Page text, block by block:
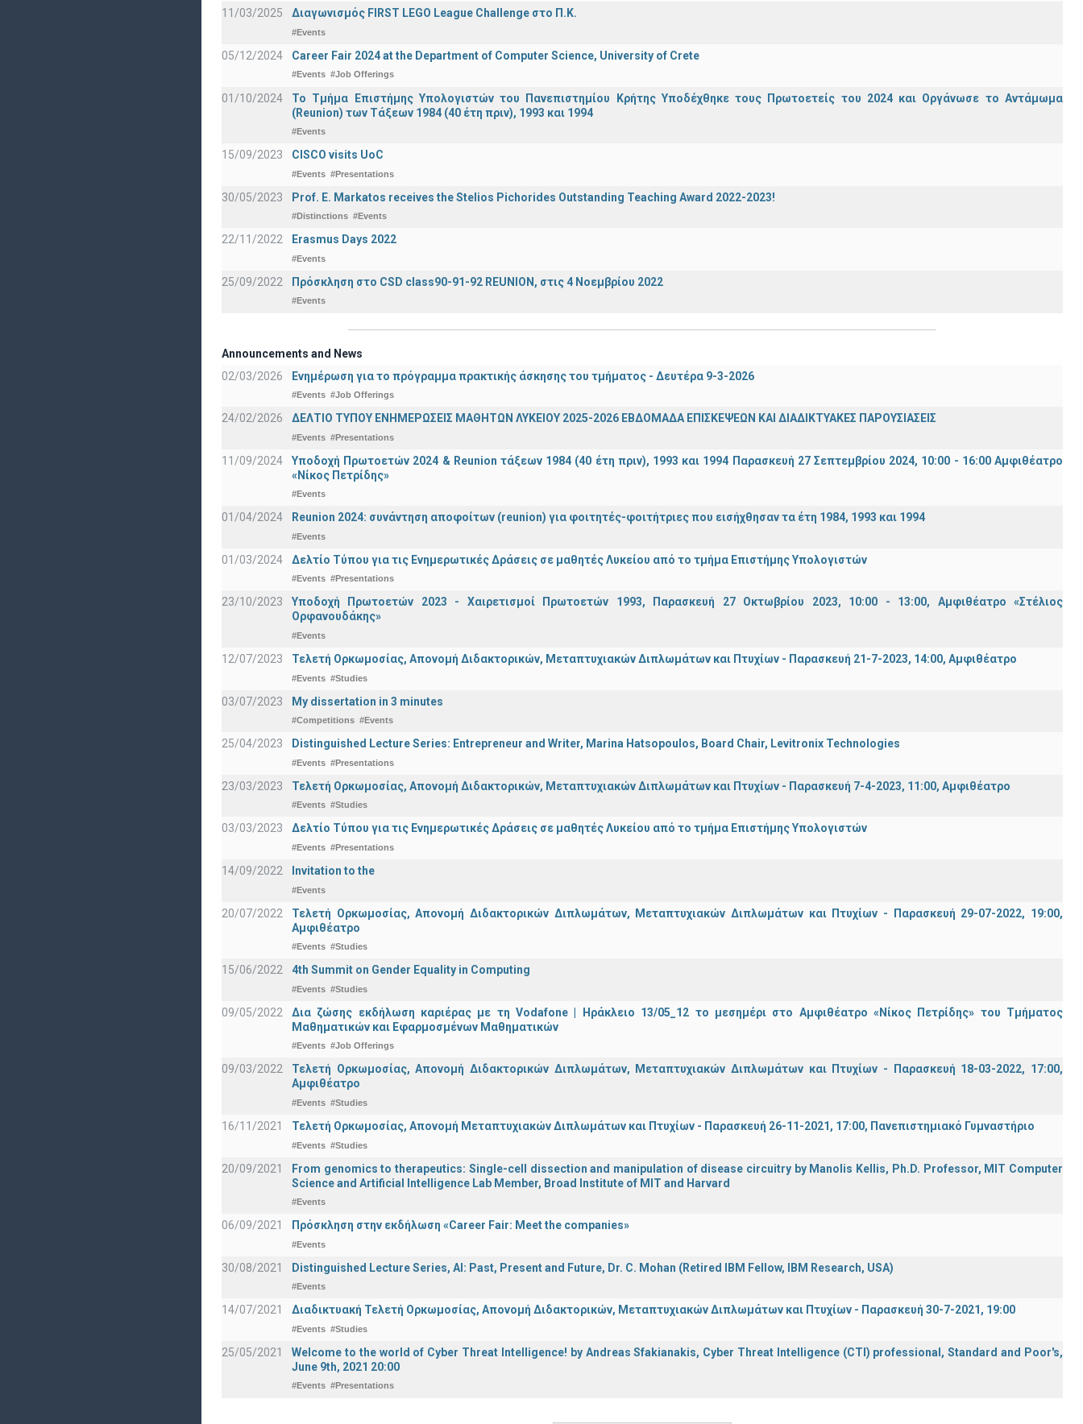
11/03/2025 Διαγωνισμός FIRST LEGO League Challenge στο Π.Κ.
#Events
05/12/2024 Career Fair 2024 at the Department of Computer Science, University of Crete
#Events #Job Offerings
01/10/2024
Το Τμήμα Επιστήμης Υπολογιστών του Πανεπιστημίου Κρήτης Υποδέχθηκε τους Πρωτοετείς του 2024 και Οργάνωσε το Αντάμωμα
(Reunion) των Τάξεων 1984 (40 έτη πριν), 1993 και 1994
#Events
15/09/2023 CISCO visits UoC
#Events #Presentations
30/05/2023 Prof. E. Markatos receives the Stelios Pichorides Outstanding Teaching Award 2022-2023!
#Distinctions #Events
22/11/2022 Erasmus Days 2022
#Events
25/09/2022 Πρόσκληση στο CSD class90-91-92 REUNION, στις 4 Νοεμβρίου 2022
#Events
Announcements and News
02/03/2026
Ενημέρωση για το πρόγραμμα πρακτικής άσκησης του τμήματος - Δευτέρα 9-3-2026
#Events #Job Offerings
24/02/2026 ΔΕΛΤΙΟ ΤΥΠΟΥ ΕΝΗΜΕΡΩΣΕΙΣ ΜΑΘΗΤΩΝ ΛΥΚΕΙΟΥ 2025-2026 ΕΒΔΟΜΑΔΑ ΕΠΙΣΚΕΨΕΩΝ ΚΑΙ ΔΙΑΔΙΚΤΥΑΚΕΣ ΠΑΡΟΥΣΙΑΣΕΙΣ
#Events #Presentations
11/09/2024
Υποδοχή Πρωτοετών 2024 & Reunion τάξεων 1984 (40 έτη πριν), 1993 και 1994 Παρασκευή 27 Σεπτεμβρίου 2024, 10:00 - 16:00 Αμφιθέατρο
«Νίκος Πετρίδης»
#Events
01/04/2024 Reunion 2024: συνάντηση αποφοίτων (reunion) για φοιτητές-φοιτήτριες που εισήχθησαν τα έτη 1984, 1993 και 1994
#Events
01/03/2024 Δελτίο Τύπου για τις Ενημερωτικές Δράσεις σε μαθητές Λυκείου από το τμήμα Επιστήμης Υπολογιστών
#Events #Presentations
23/10/2023
Υποδοχή Πρωτοετών 2023 - Χαιρετισμοί Πρωτοετών 1993, Παρασκευή 27 Οκτωβρίου 2023, 10:00 - 13:00, Αμφιθέατρο «Στέλιος
Ορφανουδάκης»
#Events
12/07/2023 Τελετή Ορκωμοσίας, Απονομή Διδακτορικών, Μεταπτυχιακών Διπλωμάτων και Πτυχίων - Παρασκευή 21-7-2023, 14:00, Αμφιθέατρο
#Events #Studies
03/07/2023 My dissertation in 3 minutes
#Competitions #Events
25/04/2023 Distinguished Lecture Series: Entrepreneur and Writer, Marina Hatsopoulos, Board Chair, Levitronix Technologies
#Events #Presentations
23/03/2023 Τελετή Ορκωμοσίας, Απονομή Διδακτορικών, Μεταπτυχιακών Διπλωμάτων και Πτυχίων - Παρασκευή 7-4-2023, 11:00, Αμφιθέατρο
#Events #Studies
03/03/2023 Δελτίο Τύπου για τις Ενημερωτικές Δράσεις σε μαθητές Λυκείου από το τμήμα Επιστήμης Υπολογιστών
#Events #Presentations
14/09/2022 Invitation to the
#Events
20/07/2022
Τελετή Ορκωμοσίας, Απονομή Διδακτορικών Διπλωμάτων, Μεταπτυχιακών Διπλωμάτων και Πτυχίων - Παρασκευή 29-07-2022, 19:00,
Αμφιθέατρο
#Events #Studies
15/06/2022 4th Summit on Gender Equality in Computing
#Events #Studies
09/05/2022
Δια ζώσης εκδήλωση καριέρας με τη Vodafone | Ηράκλειο 13/05_12 το μεσημέρι στο Αμφιθέατρο «Νίκος Πετρίδης» του Τμήματος
Μαθηματικών και Εφαρμοσμένων Μαθηματικών
#Events #Job Offerings
09/03/2022
Τελετή Ορκωμοσίας, Απονομή Διδακτορικών Διπλωμάτων, Μεταπτυχιακών Διπλωμάτων και Πτυχίων - Παρασκευή 18-03-2022, 17:00,
Αμφιθέατρο
#Events #Studies
16/11/2021 Τελετή Ορκωμοσίας, Απονομή Μεταπτυχιακών Διπλωμάτων και Πτυχίων - Παρασκευή 26-11-2021, 17:00, Πανεπιστημιακό Γυμναστήριο
#Events #Studies
20/09/2021
From genomics to therapeutics: Single-cell dissection and manipulation of disease circuitry by Manolis Kellis, Ph.D. Professor, MIT Computer
Science and Artificial Intelligence Lab Member, Broad Institute of MIT and Harvard
#Events
06/09/2021 Πρόσκληση στην εκδήλωση «Career Fair: Meet the companies»
#Events
30/08/2021 Distinguished Lecture Series, ΑΙ: Past, Present and Future, Dr. C. Mohan (Retired IBM Fellow, IBM Research, USA)
#Events
14/07/2021 Διαδικτυακή Τελετή Ορκωμοσίας, Απονομή Διδακτορικών, Μεταπτυχιακών Διπλωμάτων και Πτυχίων - Παρασκευή 30-7-2021, 19:00
#Events #Studies
25/05/2021
Welcome to the world of Cyber Threat Intelligence! by Andreas Sfakianakis, Cyber Threat Intelligence (CTI) professional, Standard and Poor's,
June 9th, 2021 20:00
#Events #Presentations